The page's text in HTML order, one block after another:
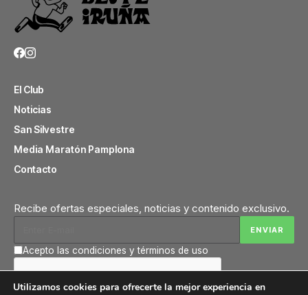
El Club
Noticias
San Silvestre
Media Maratón Pamplona
Contacto
Recibe ofertas especiales, noticias y contenido exclusivo.
Acepto las condiciones y términos de uso
Utilizamos cookies para ofrecerte la mejor experiencia en